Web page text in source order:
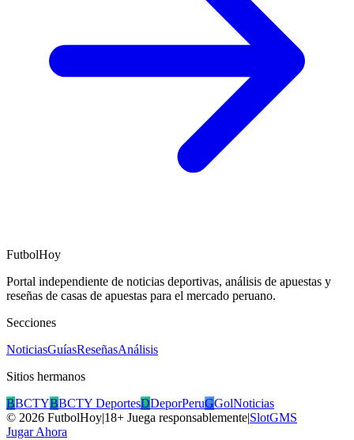
FutbolHoy
Portal independiente de noticias deportivas, análisis de apuestas y
reseñas de casas de apuestas para el mercado peruano.
Secciones
NoticiasGuíasReseñasAnálisis
Sitios hermanos
BBCTYBBCTY DeportesDDeporPeruGGolNoticias
© 2026 FutbolHoy|18+ Juega responsablemente|SlotGMS
Jugar Ahora